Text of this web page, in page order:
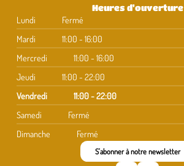
Heures d'ouverture
Lundi
Fermé
Mardi
11:00 - 16:00
Mercredi
11:00 - 16:00
Jeudi
11:00 - 22:00
Vendredi
11:00 - 22:00
Samedi
Fermé
Dimanche
Fermé
S'abonner à notre newsletter